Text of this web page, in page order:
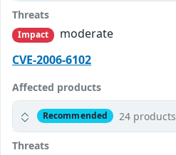
Threats
Impact
moderate
CVE-2006-6102
Affected products
Recommended 24 products
Threats